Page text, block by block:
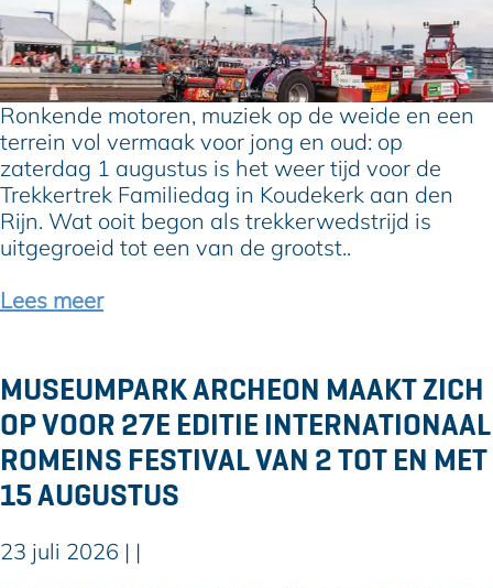
a
u
g
u
s
t
u
s
e
n
e
e
m
b
e
r
n
a
)
a
a
n
h
e
t
w
t
k
k
e
r
t
r
e
k
F
a
m
i
i
e
d
a
g
2
2
Ronkende motoren, muziek op de weide en een
terrein vol vermaak voor jong en oud: op
zaterdag 1 augustus is het weer tijd voor de
Trekkertrek Familiedag in Koudekerk aan den
Rijn. Wat ooit begon als trekkerwedstrijd is
uitgegroeid tot een van de grootst..
Lees meer
MUSEUMPARK ARCHEON MAAKT ZICH
OP VOOR 27E EDITIE INTERNATIONAAL
ROMEINS FESTIVAL VAN 2 TOT EN MET
15 AUGUSTUS
23 juli 2026 | |